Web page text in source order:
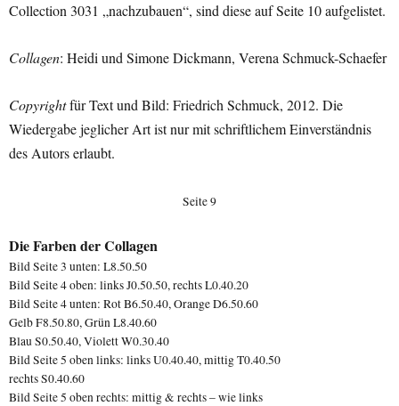
Collection 3031 „nachzubauen“, sind diese auf Seite 10 aufgelistet.
Collagen: Heidi und Simone Dickmann, Verena Schmuck-Schaefer
Copyrightfür Text und Bild: Friedrich Schmuck, 2012. Die
Wiedergabe jeglicher Art ist nur mit schriftlichem Einverständnis
des Autors erlaubt.
Seite 9
Die Farben der Collagen
Bild Seite 3 unten: L8.50.50
Bild Seite 4 oben: links J0.50.50, rechts L0.40.20
Bild Seite 4 unten: Rot B6.50.40, Orange D6.50.60
Gelb F8.50.80, Grün L8.40.60
Blau S0.50.40, Violett W0.30.40
Bild Seite 5 oben links: links U0.40.40, mittig T0.40.50
rechts S0.40.60
Bild Seite 5 oben rechts: mittig & rechts – wie links